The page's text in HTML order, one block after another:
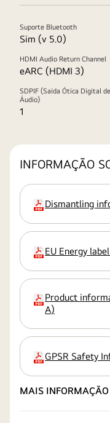
Suporte Bluetooth
Sim (v 5.0)
HDMI Audio Return Channel
eARC (HDMI 3)
SDPIF (Saída Ótica Digital de
Áudio)
1
INFORMAÇÃO
extensão:pdf
Dismantling
extensão:pdf
EU Energy
extensão:pdf
Product
A)
extensão:pdf
GPSR Safety
MAIS